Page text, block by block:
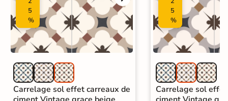
5
%
Carrelage sol effet carreaux de
5
%
Carrelage sol